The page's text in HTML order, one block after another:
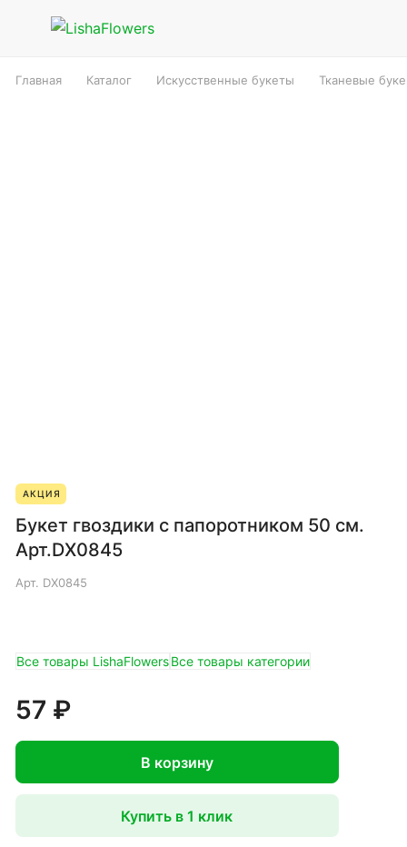
Главная Каталог Искусственные букеты Тканевые
АКЦИЯ
Букет гвоздики с папоротником 50 см.
Арт.DX0845
Арт. DX0845
Все товары LishaFlowersВсе товары категории
57 ₽
В корзину
Купить в 1 клик